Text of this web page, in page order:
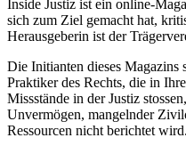
Inside Justiz ist ein online-
sich zum Ziel gemacht hat,
Herausgeberin ist der
Die Initianten dieses Magazins
Praktiker des Rechts, die in
Missstände in der Justiz
Unvermögen, mangelnder
Ressourcen nicht berichtet